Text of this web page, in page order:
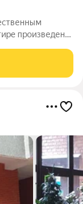
произведен
из